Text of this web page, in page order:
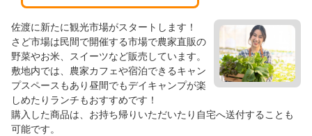
佐渡に新たに観光市場がスタートします！
さど市場は民間で開催する市場で農家直販の
野菜やお米、スイーツなど販売しています。
敷地内では、農家カフェや宿泊できるキャン
プスペースもあり昼間でもデイキャンプが楽
しめたりランチもおすすめです！
購入した商品は、お持ち帰りいただいたり自宅へ送付することも
可能です。